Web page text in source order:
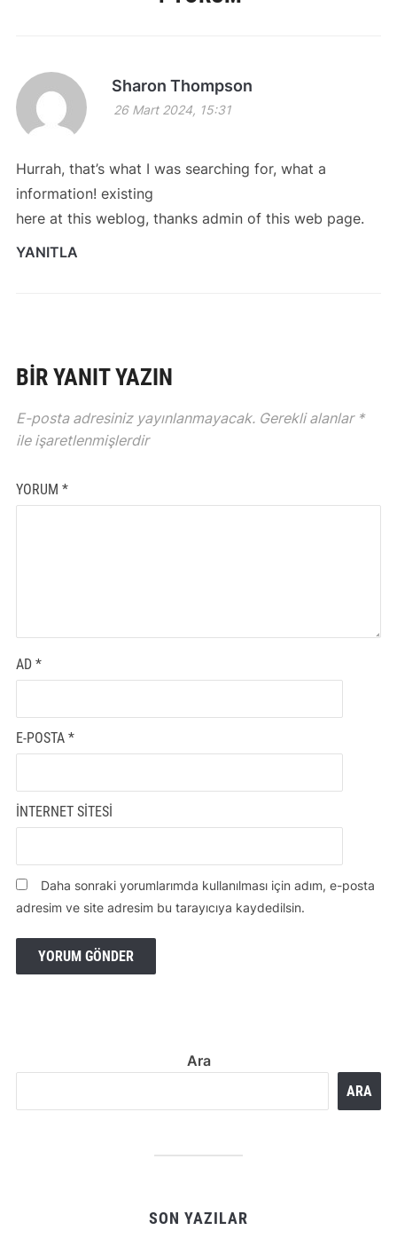
Sharon Thompson
26 Mart 2024, 15:31
Hurrah, that’s what I was searching for, what a
information! existing
here at this weblog, thanks admin of this web page.
YANITLA
BIR YANIT YAZIN
E-posta adresiniz yayınlanmayacak. Gerekli alanlar *
ile işaretlenmişlerdir
YORUM *
AD *
E-POSTA *
İNTERNET SITESI
Daha sonraki yorumlarımda kullanılması için adım, e-posta
adresim ve site adresim bu tarayıcıya kaydedilsin.
Ara
ARA
SON YAZILAR